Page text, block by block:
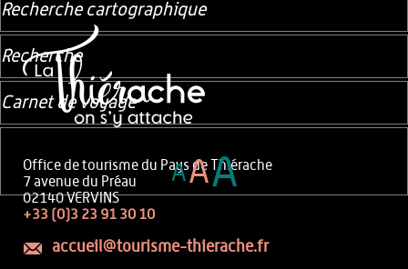
Office de tourisme du Pays de Thiérache
7 avenue du Préau
02140 VERVINS
+33 (0)3 23 91 30 10
accueil@tourisme-thierache.fr
Recherche cartographique
Recherche
Carnet de voyage
AAA